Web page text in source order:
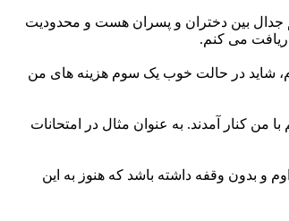
جدال بین دختران و پسران هست و محدودیت
می کنم.
ام، شاید در حالت خوب یک سوم هزینه های من
من کنار آمدند. به عنوان مثال در امتحانات
بدون وقفه داشته باشد که هنوز به این